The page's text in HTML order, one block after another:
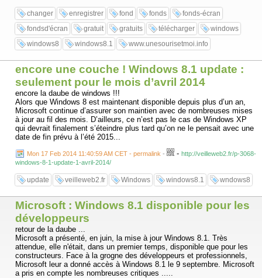
changer enregistrer fond fonds
fonds-écran
fondsd'écran
gratuit gratuits télécharger
windows
windows8
windows8.1 www.unesourisetmoi.info
encore une couche ! Windows 8.1 update :
seulement pour le mois d’avril 2014
encore la daube de windows !!!
Alors que Windows 8 est maintenant disponible depuis plus d’un an,
Microsoft continue d’assurer son maintien avec de nombreuses mises
à jour au fil des mois. D’ailleurs, ce n’est pas le cas de Windows XP
qui devrait finalement s’éteindre plus tard qu’on ne le pensait avec une
date de fin prévu à l’été 2015...
Mon 17 Feb 2014 11:40:59 AM CET - permalink - - http://veilleweb2.fr/p-3068-
windows-8-1-update-1-avril-2014/
update veilleweb2.fr Windows windows8.1 wndows8
Microsoft : Windows 8.1 disponible pour les
développeurs
retour de la daube ...
Microsoft a présenté, en juin, la mise à jour Windows 8.1. Très
attendue, elle n'était, dans un premier temps, disponible que pour les
constructeurs. Face à la grogne des développeurs et professionnels,
Microsoft leur a donné accès à Windows 8.1 le 9 septembre. Microsoft
a pris en compte les nombreuses critiques .....